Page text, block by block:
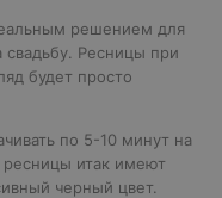
решением для
свадьбу. Ресницы при
будет просто
по 5-10 минут на
ресницы итак имеют
черный цвет.